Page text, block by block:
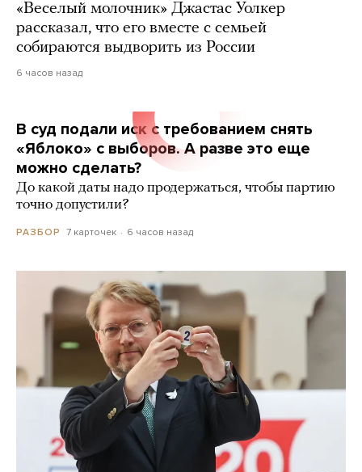
«Веселый молочник» Джастас Уолкер
рассказал, что его вместе с семьей
собираются выдворить из России
6 часов назад
В суд подали иск с требованием снять
«Яблоко» с выборов. А разве это еще
можно сделать?
До какой даты надо продержаться, чтобы партию
точно допустили?
РАЗБОР 7 карточек 6 часов назад